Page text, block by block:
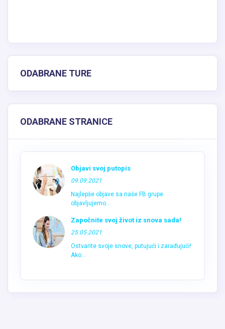
ODABRANE TURE
ODABRANE STRANICE
Objavi svoj putopis
09.09.2021
Najlepše objave sa naše FB grupe
objavljujemo...
Započnite svoj život iz snova sada!
25.05.2021
Ostvarite svoje snove, putujući i zarađujući!
Ako...